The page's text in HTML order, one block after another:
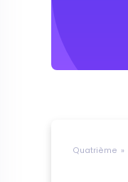
Quatrième